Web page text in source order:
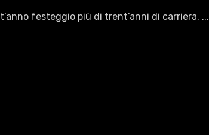
festeggio più di trent’anni di carriera. ...